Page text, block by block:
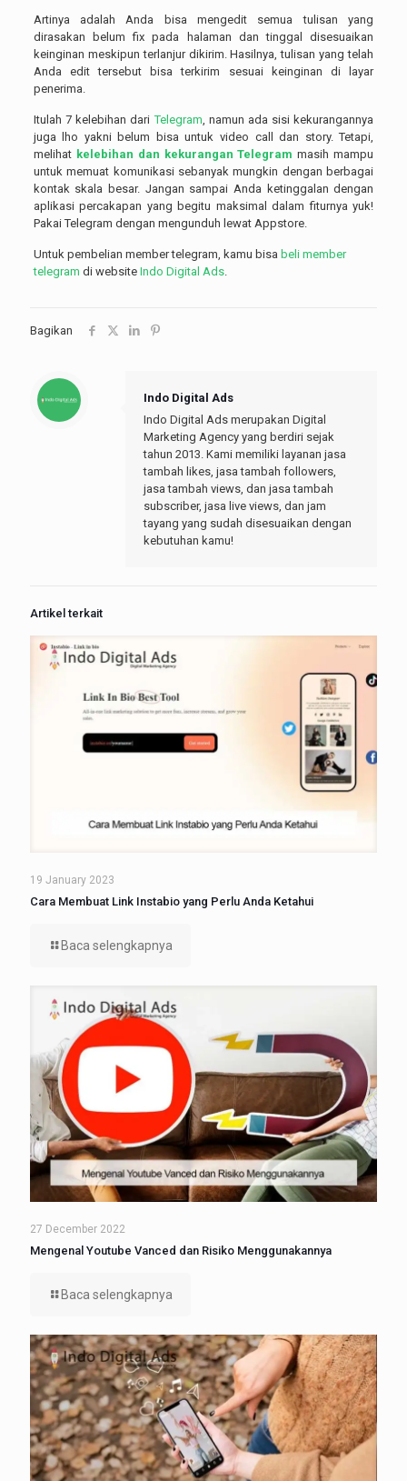
Artinya adalah Anda bisa mengedit semua tulisan yang
dirasakan belum fix pada halaman dan tinggal disesuaikan
keinginan meskipun terlanjur dikirim. Hasilnya, tulisan yang telah
Anda edit tersebut bisa terkirim sesuai keinginan di layar
penerima.
Itulah 7 kelebihan dariTelegram , namun ada sisi kekurangannya
juga lho yakni belum bisa untuk video call dan story. Tetapi,
melihat kelebihan dan kekurangan Telegram masih mampu
untuk memuat komunikasi sebanyak mungkin dengan berbagai
kontak skala besar. Jangan sampai Anda ketinggalan dengan
aplikasi percakapan yang begitu maksimal dalam fiturnya yuk!
Pakai Telegram dengan mengunduh lewat Appstore.
Untuk pembelian member telegram, kamu bisa beli member
telegram di website Indo Digital Ads.
Bagikan
Indo Digital Ads
Indo Digital Ads merupakan Digital
Marketing Agency yang berdiri sejak
tahun 2013. Kami memiliki layanan jasa
tambah likes, jasa tambah followers,
jasa tambah views, dan jasa tambah
subscriber, jasa live views, dan jam
tayang yang sudah disesuaikan dengan
kebutuhan kamu!
Artikel terkait
19 January 2023
Cara Membuat Link Instabio yang Perlu Anda Ketahui
Baca selengkapnya
27 December 2022
Mengenal Youtube Vanced dan Risiko Menggunakannya
Baca selengkapnya